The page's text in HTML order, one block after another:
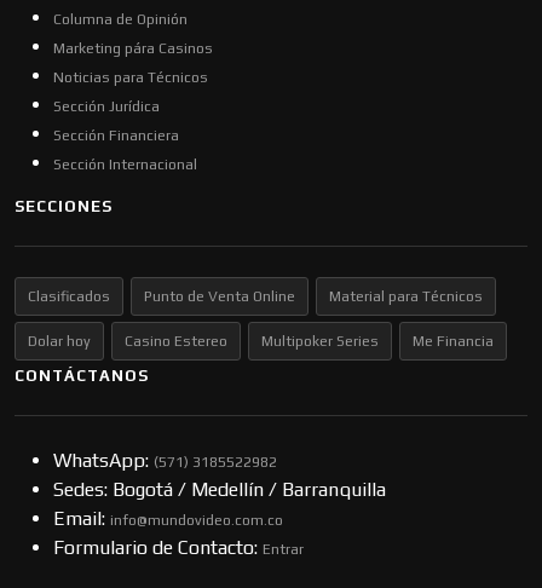
Columna de Opinión
Marketing pára Casinos
Noticias para Técnicos
Sección Jurídica
Sección Financiera
Sección Internacional
SECCIONES
Clasificados Punto de Venta Online Material para Técnicos
Dolar hoy Casino Estereo Multipoker Series Me Financia
CONTÁCTANOS
WhatsApp: (57​​1) 3185522982
Sedes: Bogotá / Medellín / Barranquilla
Email: info@mundovideo.com.co
Formulario de Contacto: Entrar